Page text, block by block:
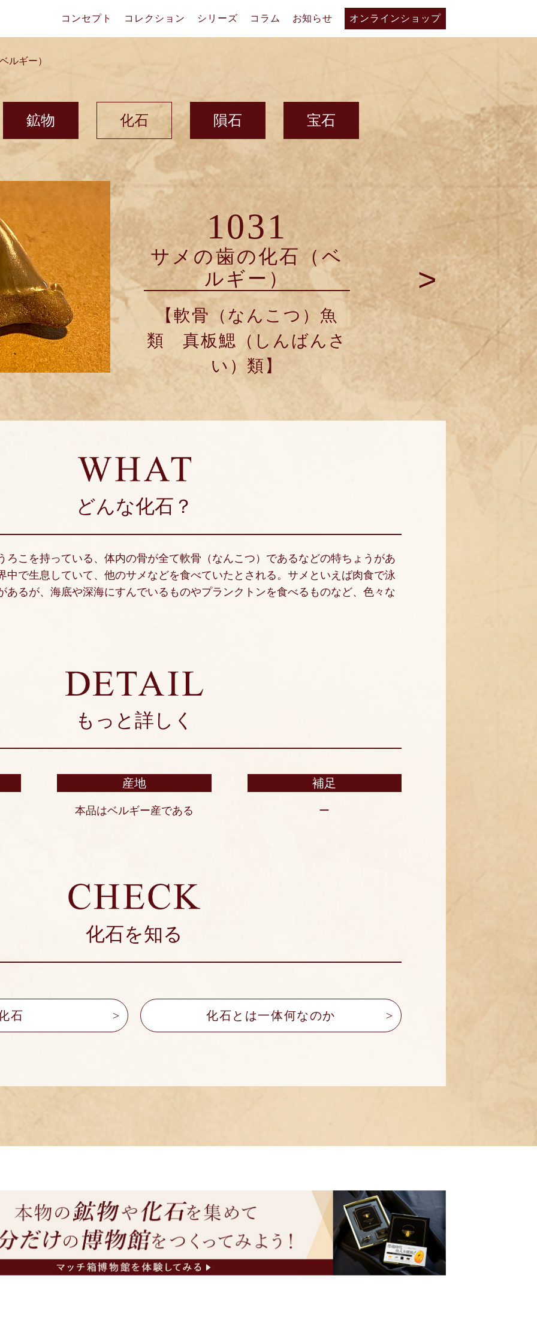
コンセプト コレクション シリーズ コラム お知らせ オンラインショップ
ルギー）
鉱物 化石 隕石 宝石
1031
サメの歯の化石（ベ
ルギー）
【軟骨（なんこつ）魚
類 真板鰓（しんばんさ
い）類】
>
どんな化石？
ろこを持っている、体内の骨が全て軟骨（なんこつ）であるなどの特ちょうがあ
中で生息していて、他のサメなどを食べていたとされる。サメといえば肉食で泳
あるが、海底や深海にすんでいるものやプランクトンを食べるものなど、色々な
もっと詳しく
産地
本品はベルギー産である
補足
ー
化石を知る
石 化石とは一体何なのか